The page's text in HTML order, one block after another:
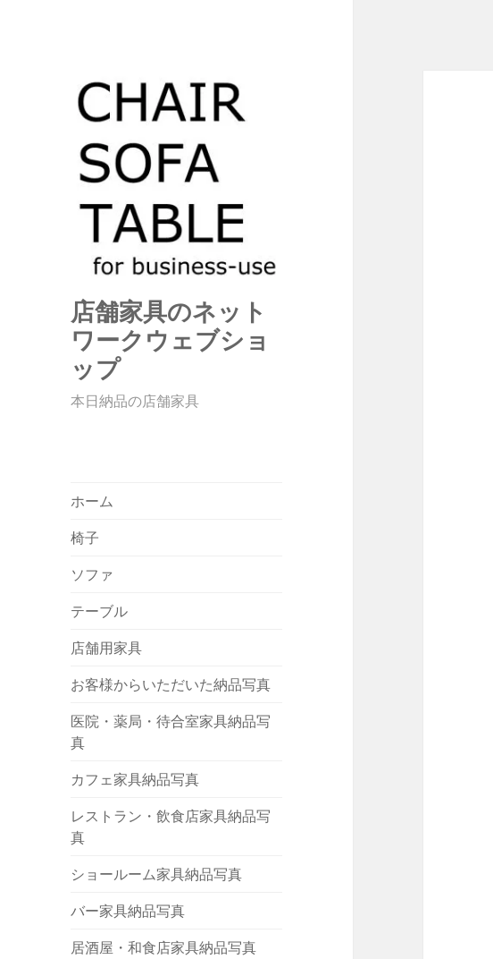
店舗家具のネット
ワークウェブショ
ップ
本日納品の店舗家具
ホーム
椅子
ソファ
テーブル
店舗用家具
お客様からいただいた納品写真
医院・薬局・待合室家具納品写
真
カフェ家具納品写真
レストラン・飲食店家具納品写
真
ショールーム家具納品写真
バー家具納品写真
居酒屋・和食店家具納品写真